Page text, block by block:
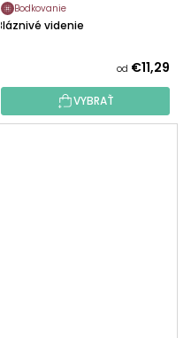
Bodkovanie
Bláznivé videnie
od €11,29
VYBRAŤ